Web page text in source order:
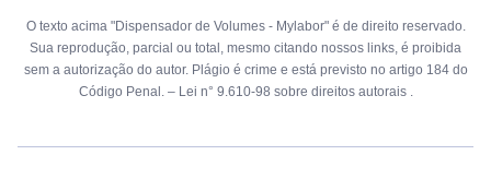
O texto acima "Dispensador de Volumes - Mylabor" é de direito reservado.
Sua reprodução, parcial ou total, mesmo citando nossos links, é proibida
sem a autorização do autor. Plágio é crime e está previsto no artigo 184 do
Código Penal. – Lei n° 9.610-98 sobre direitos autorais .